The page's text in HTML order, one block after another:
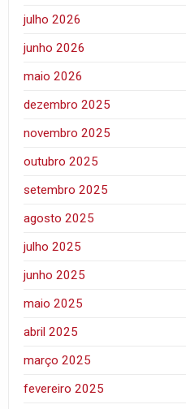
julho 2026
junho 2026
maio 2026
dezembro 2025
novembro 2025
outubro 2025
setembro 2025
agosto 2025
julho 2025
junho 2025
maio 2025
abril 2025
março 2025
fevereiro 2025